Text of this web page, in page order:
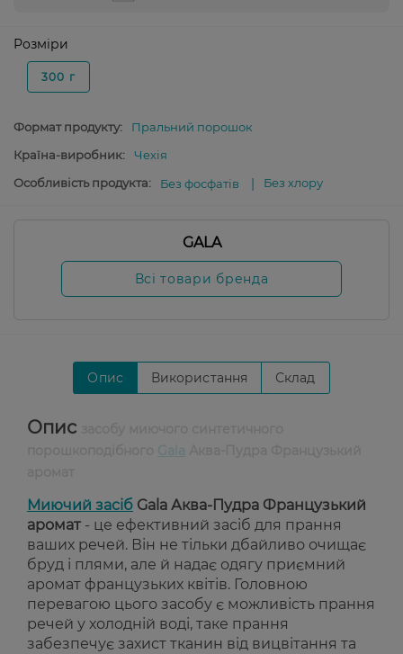
Розміри
300 г
Формат продукту:
Пральний порошок
Країна-виробник:
Чехія
Особливість продукта:
Без фосфатів Без хлору
GALA
Всі товари бренда
Опис Використання Склад
Опис
Gala
Миючий засіб Gala Аква-Пудра Французький
аромат - це ефективний засіб для прання
ваших речей. Він не тільки дбайливо очищає
бруд і плями, але й надає одягу приємний
аромат французьких квітів. Головною
перевагою цього засобу є можливість прання
речей у холодній воді, таке прання
забезпечує захист тканин від вицвітання та